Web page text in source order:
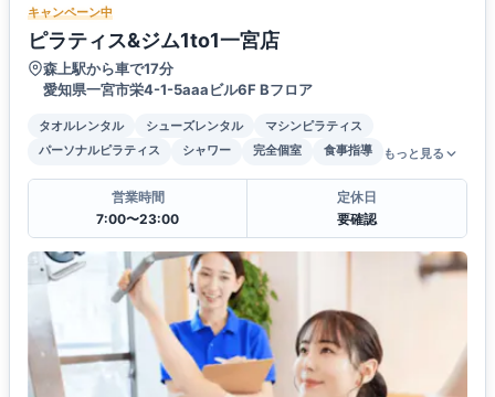
キャンペーン中
ピラティス&ジム1to1一宮店
森上駅から車で17分
愛知県一宮市栄4-1-5aaaビル6F Bフロア
タオルレンタル シューズレンタル
マシンピラティス
パーソナルピラティス
シャワー 完全個室 食事指導 もっと見る
営業時間
7:00〜23:00
定休日
要確認